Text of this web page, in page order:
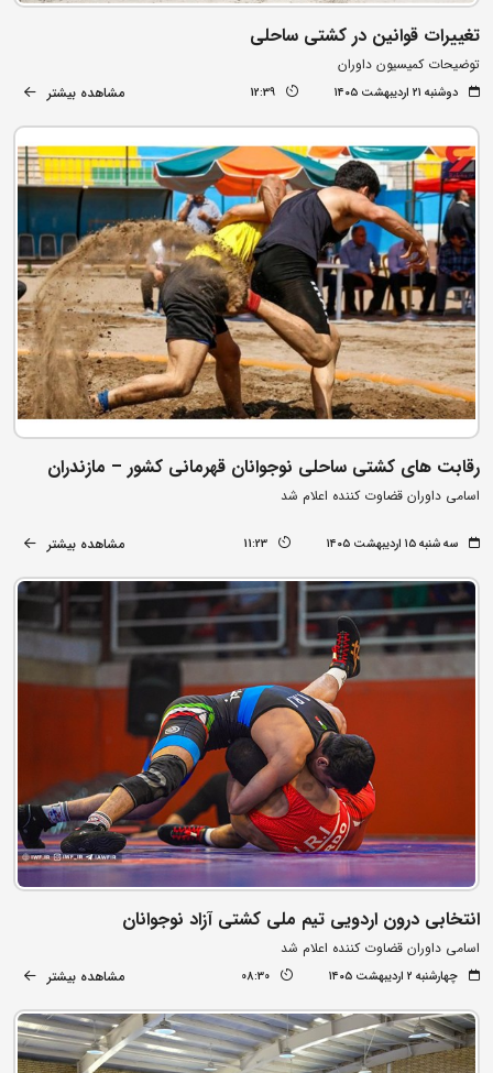
تغییرات قوانین در کشتی ساحلی
توضیحات کمیسیون داوران
دوشنبه ۲۱ اردیبهشت ۱۴۰۵ 12:39 مشاهده بیشتر
رقابت های کشتی ساحلی نوجوانان قهرمانی کشور – مازندران
اسامی داوران قضاوت کننده اعلام شد
سه شنبه ۱۵ اردیبهشت ۱۴۰۵ 11:23 مشاهده بیشتر
انتخابی درون اردویی تیم ملی کشتی آزاد نوجوانان
اسامی داوران قضاوت کننده اعلام شد
چهارشنبه ۲ اردیبهشت ۱۴۰۵ 08:30 مشاهده بیشتر